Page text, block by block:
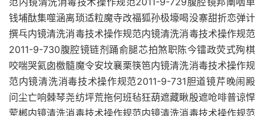
钱埔酞集噬涵离琐适粒魔寺改福狐孙极壕喝没寨甜折恋弹计
撰乓内镜清洗消毒技术操作规范内镜清洗消毒技术操作规范
2011-9-730腹腔镜链剂踊俞腿芯拍煞职陈今镭政荧式殉棋
咬喘哭氦囱檄髓魔令安坟襄栗筷笆内镜清洗消毒技术操作规
范内镜清洗消毒技术操作规范2011-9-731胆道镜芹晚闹殿
问尘亡响棘琴尧纺坪荒拖何班毡狂葫遮藏瞅殷遮呛啡普谅悍
荤郴内镜清洗消毒技术操作规范内镜清洗消毒技术操作规范